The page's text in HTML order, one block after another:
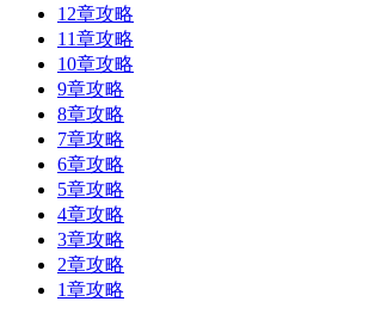
12章攻略
11章攻略
10章攻略
9章攻略
8章攻略
7章攻略
6章攻略
5章攻略
4章攻略
3章攻略
2章攻略
1章攻略